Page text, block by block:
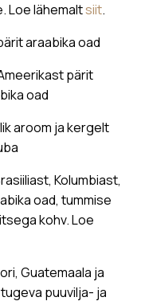
Loe lähemaltsiit.
araabika oad
pärit
oad
aroom ja kergelt
Kolumbiast,
oad, tummise
kohv. Loe
Guatemaala ja
puuvilja- ja